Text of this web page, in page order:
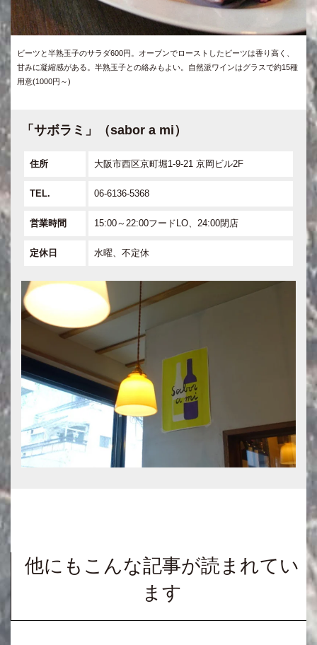
ビーツと半熟玉子のサラダ600円。オーブンでローストしたビーツは香り高く、
甘みに凝縮感がある。半熟玉子との絡みもよい。自然派ワインはグラスで約15種
用意(1000円～)
「サボラミ」（sabor a mi）
住所 大阪市西区京町堀1-9-21 京岡ビル2F
TEL. 06-6136-5368
営業時間 15:00～22:00フードLO、24:00閉店
定休日 水曜、不定休
他にもこんな記事が読まれてい
ます